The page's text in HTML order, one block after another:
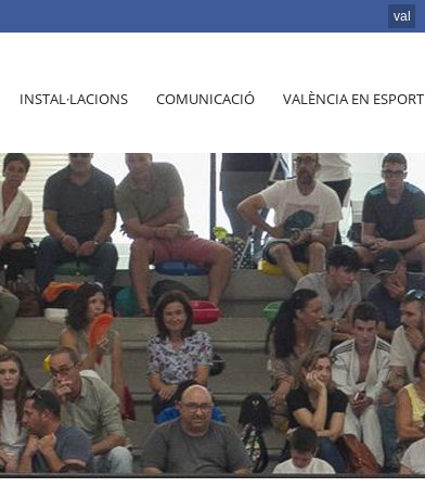
val
INSTAL·LACIONS COMUNICACIÓ VALÈNCIA EN ESPORT